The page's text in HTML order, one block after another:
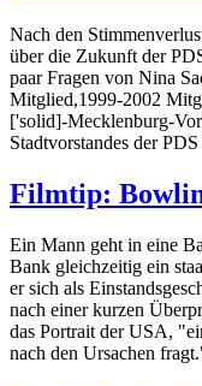
Nach den
über die Zukunft der
paar Fragen von Nina
Mitglied,1999-2002
['solid]-Mecklenburg-
Stadtvorstandes der
Filmtip:
Ein Mann geht in eine
Bank gleichzeitig ein
er sich als
nach einer kurzen
das Portrait der USA,
nach den Ursachen